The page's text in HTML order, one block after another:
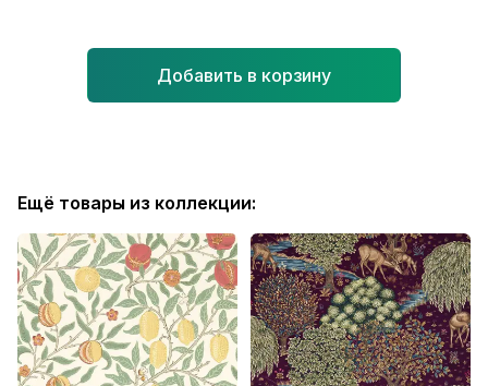
Добавить в корзину
Ещё товары из коллекции: